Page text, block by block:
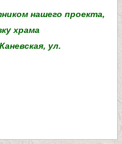
нашего проекта,
храма
ул.